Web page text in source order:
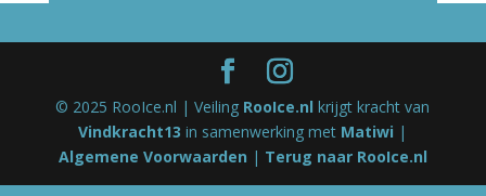
© 2025 RooIce.nl | Veiling RooIce.nl krijgt kracht van
Vindkracht13 in samenwerking met Matiwi |
Algemene Voorwaarden | Terug naar RooIce.nl